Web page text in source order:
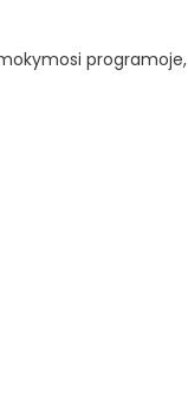
programoje,